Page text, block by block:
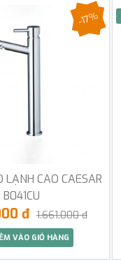
LẠNH CAO CAESAR
B041CU
-17%
đ 1.661.000 đ
VÀO GIỎ HÀNG